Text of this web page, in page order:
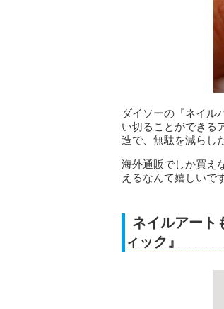
ダイソーの『ネイル
い切ることができる
造で、無駄を減らし
海外通販でしか買え
えるなんて嬉しいで
ネイルアート
ィック』